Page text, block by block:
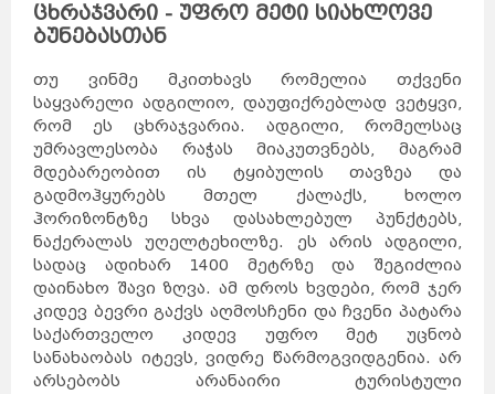
ცხრაჯვარი - უფრო მეტი სიახლოვე
ბუნებასთან
თუ ვინმე მკითხავს რომელია თქვენი
საყვარელი ადგილიო, დაუფიქრებლად ვეტყვი,
რომ ეს ცხრაჯვარია. ადგილი, რომელსაც
უმრავლესობა რაჭას მიაკუთვნებს, მაგრამ
მდებარეობით ის ტყიბულის თავზეა და
გადმოჰყურებს მთელ ქალაქს, ხოლო
ჰორიზონტზე სხვა დასახლებულ პუნქტებს,
ნაქერალას უღელტეხილზე. ეს არის ადგილი,
სადაც ადიხარ 1400 მეტრზე და შეგიძლია
დაინახო შავი ზღვა. ამ დროს ხვდები, რომ ჯერ
კიდევ ბევრი გაქვს აღმოსჩენი და ჩვენი პატარა
საქართველო კიდევ უფრო მეტ უცნობ
სანახაობას იტევს, ვიდრე წარმოგვიდგენია. არ
არსებობს არანაირი ტურისტული